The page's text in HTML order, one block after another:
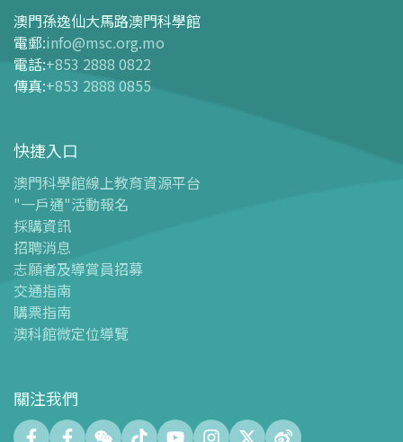
交通指南
購票指南
- 網上購票
- 門票及優惠表
導覽圖
- 導覽圖
- 澳科館微定位導覽
場館設施
- 科學館兒童世界
- 展覽中心
- 天文館
- 會議中心
數字化製造實驗室 (FABLAB)
創客空間 (Maker Space)
澳門孫逸仙大馬路澳門科學館
電郵:info@msc.org.mo
電話:+853 2888 0822
傳真:+853 2888 0855
快捷入口
澳門科學館線上教育資源平台
"一戶通"活動報名
採購資訊
招聘消息
志願者及導賞員招募
交通指南
購票指南
澳科館微定位導覽
關注我們